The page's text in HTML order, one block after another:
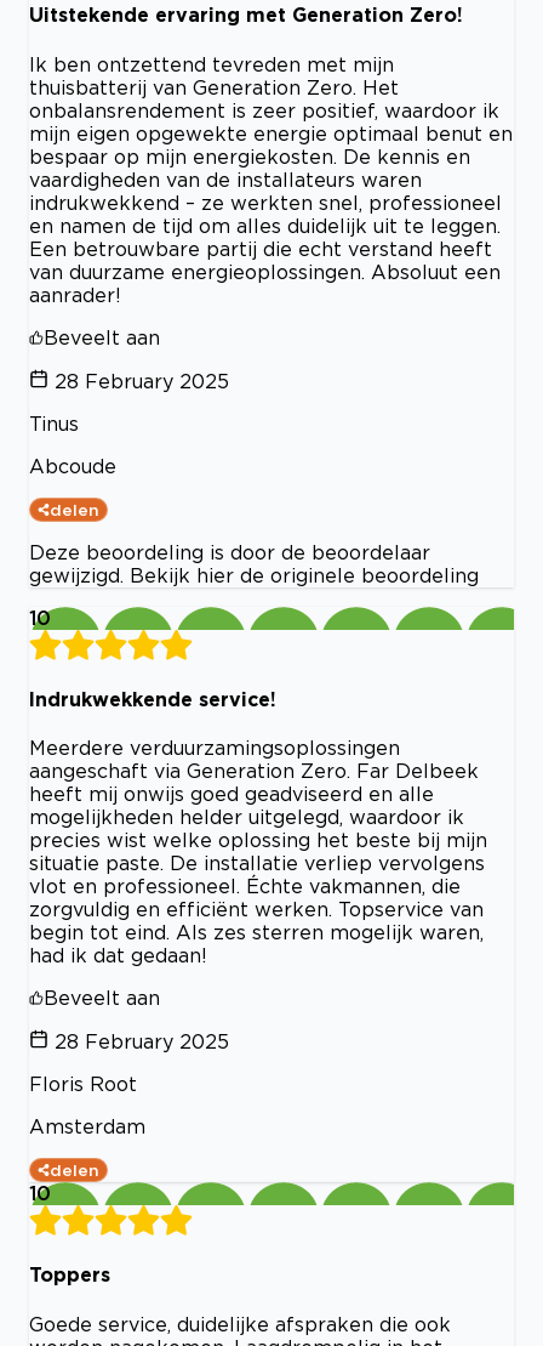
Uitstekende ervaring met Generation Zero!
Ik ben ontzettend tevreden met mijn
thuisbatterij van Generation Zero. Het
onbalansrendement is zeer positief, waardoor ik
mijn eigen opgewekte energie optimaal benut en
bespaar op mijn energiekosten. De kennis en
vaardigheden van de installateurs waren
indrukwekkend – ze werkten snel, professioneel
en namen de tijd om alles duidelijk uit te leggen.
Een betrouwbare partij die echt verstand heeft
van duurzame energieoplossingen. Absoluut een
aanrader!
Beveelt aan
28 February 2025
Tinus
Abcoude
delen
Deze beoordeling is door de beoordelaar
gewijzigd. Bekijk hier de originele beoordeling
10
Indrukwekkende service!
Meerdere verduurzamingsoplossingen
aangeschaft via Generation Zero. Far Delbeek
heeft mij onwijs goed geadviseerd en alle
mogelijkheden helder uitgelegd, waardoor ik
precies wist welke oplossing het beste bij mijn
situatie paste. De installatie verliep vervolgens
vlot en professioneel. Échte vakmannen, die
zorgvuldig en efficiënt werken. Topservice van
begin tot eind. Als zes sterren mogelijk waren,
had ik dat gedaan!
Beveelt aan
28 February 2025
Floris Root
Amsterdam
delen
10
Toppers
Goede service, duidelijke afspraken die ook